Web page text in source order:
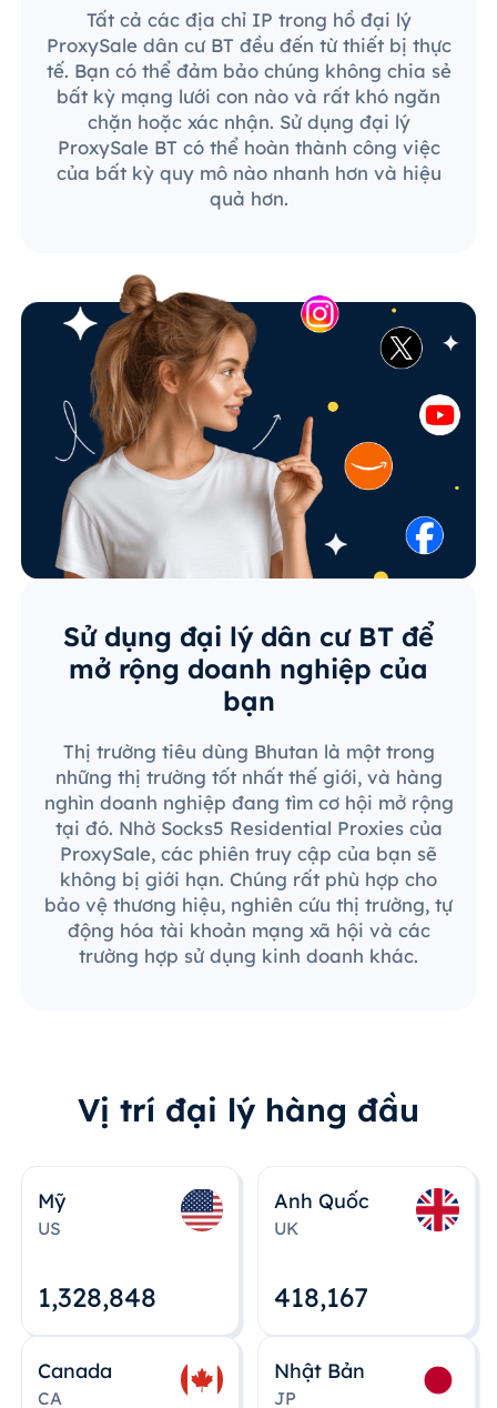
Tất cả các địa chỉ IP trong hồ đại lý
ProxySale dân cư BT đều đến từ thiết bị thực
tế. Bạn có thể đảm bảo chúng không chia sẻ
bất kỳ mạng lưới con nào và rất khó ngăn
chặn hoặc xác nhận. Sử dụng đại lý
ProxySale BT có thể hoàn thành công việc
của bất kỳ quy mô nào nhanh hơn và hiệu
quả hơn.
Sử dụng đại lý dân cư BT để
mở rộng doanh nghiệp của
bạn
Thị trường tiêu dùng Bhutan là một trong
những thị trường tốt nhất thế giới, và hàng
nghìn doanh nghiệp đang tìm cơ hội mở rộng
tại đó. Nhờ Socks5 Residential Proxies của
ProxySale, các phiên truy cập của bạn sẽ
không bị giới hạn. Chúng rất phù hợp cho
bảo vệ thương hiệu, nghiên cứu thị trường, tự
động hóa tài khoản mạng xã hội và các
trường hợp sử dụng kinh doanh khác.
Vị trí đại lý hàng đầu
Mỹ
US
1,328,848
Anh Quốc
UK
418,167
Canada
CA
Nhật Bản
JP